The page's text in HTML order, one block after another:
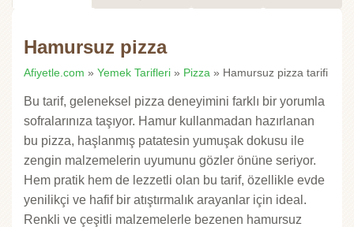
Hamursuz pizza
Afiyetle.com » Yemek Tarifleri » Pizza » Hamursuz pizza tarifi
Bu tarif, geleneksel pizza deneyimini farklı bir yorumla
sofralarınıza taşıyor. Hamur kullanmadan hazırlanan
bu pizza, haşlanmış patatesin yumuşak dokusu ile
zengin malzemelerin uyumunu gözler önüne seriyor.
Hem pratik hem de lezzetli olan bu tarif, özellikle evde
yenilikçi ve hafif bir atıştırmalık arayanlar için ideal.
Renkli ve çeşitli malzemelerle bezenen hamursuz